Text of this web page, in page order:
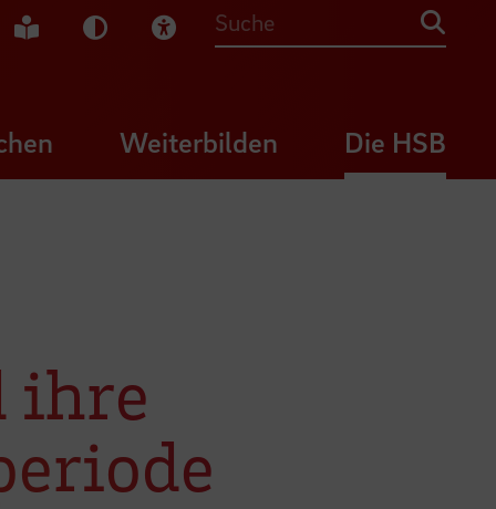
Gebärdensprache
Leichte Sprache
Dunkel-Modus
Visuelle Hilfe
Suche
Weiterbilden Die HSB
ihre